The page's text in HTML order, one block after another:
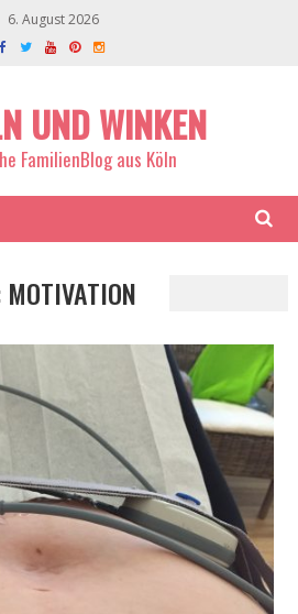
6. August 2026
UND WINKEN
FamilienBlog aus Köln
MOTIVATION